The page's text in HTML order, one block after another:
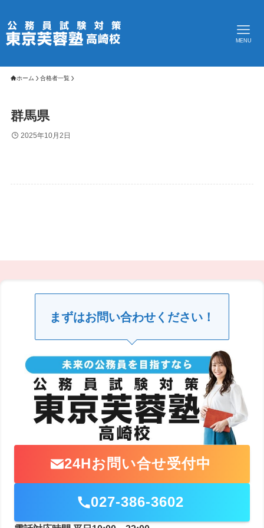
MENU
ホーム 合格者一覧
群馬県
2025年10月2日
まずはお問い合わせください！
24Hお問い合せ受付中
027-386-3602